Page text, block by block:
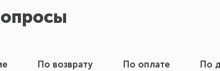
По возврату По оплате По